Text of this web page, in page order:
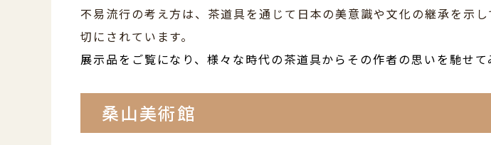
不易流行の考え方は、茶道具を通じて日本の美意識や文化の継承を示
切にされています。
展示品をご覧になり、様々な時代の茶道具からその作者の思いを馳せて
桑山美術館